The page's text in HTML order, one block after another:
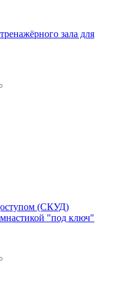
зала для
(СКУД)
"под ключ"